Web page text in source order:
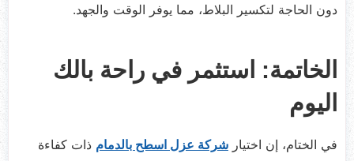
دون الحاجة لتكسير البلاط، مما يوفر الوقت والجهد.
الخاتمة: استثمر في راحة بالك
اليوم
في الختام، إن اختيار شركة عزل اسطح بالدمام ذات كفاءة